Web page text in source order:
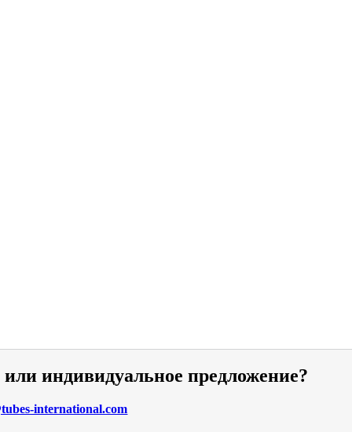
индивидуальное предложение?
international.com